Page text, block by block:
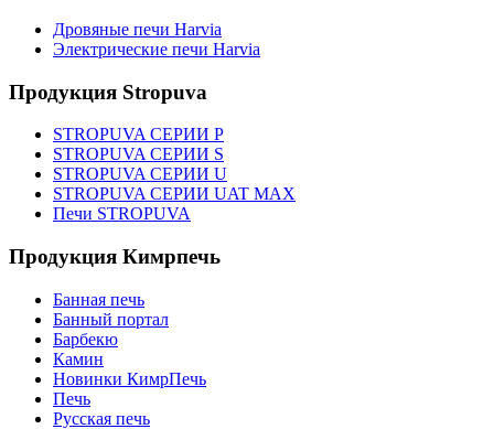
Дровяные печи Harvia
Электрические печи Harvia
Продукция Stropuva
STROPUVA СЕРИИ P
STROPUVA СЕРИИ S
STROPUVA СЕРИИ U
STROPUVA СЕРИИ UAT MAX
Печи STROPUVA
Продукция Кимрпечь
Банная печь
Банный портал
Барбекю
Камин
Новинки КимрПечь
Печь
Русская печь